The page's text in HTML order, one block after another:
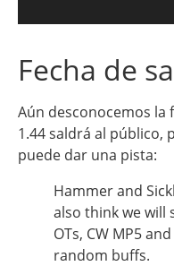
Fecha de
Aún desconocemos la
1.44 saldrá al público,
puede dar una pista:
Hammer and
also think we will
OTs, CW MP5
random buffs.